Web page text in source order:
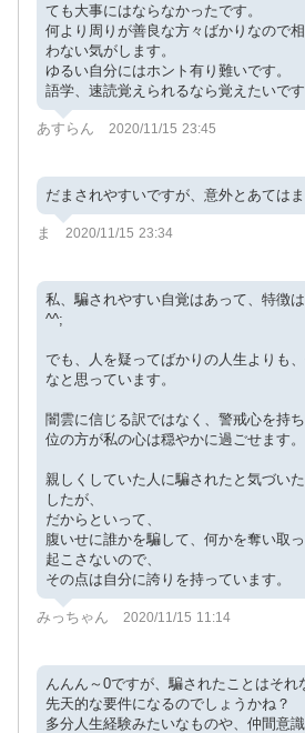
ても大事にはならなかったです。
何より周りが善良な方々ばかりなので
わない気がします。
ゆるい自分にはホント有り難いです。
語学、速読覚えられるなら覚えたいです
あすらん 2020/11/15 23:45
だまされやすいですが、意外とあては
ま 2020/11/15 23:34
私、騙されやすい自覚はあって、特徴
^^;
でも、人を疑ってばかりの人生よりも
なと思っています。
闇雲に信じる訳ではなく、警戒心を持
位の方が私の心は穏やかに過ごせます。
親しくしていた人に騙されたと気づい
したが、
だからといって、
腹いせに誰かを騙して、何かを奪い取
起こさないので、
その点は自分に誇りを持っています。
みっちゃん 2020/11/15 11:14
んんん～0ですが、騙されたことはそれ
先天的な要件になるのでしょうかね？
多分人生経験みたいなものや、仲間意